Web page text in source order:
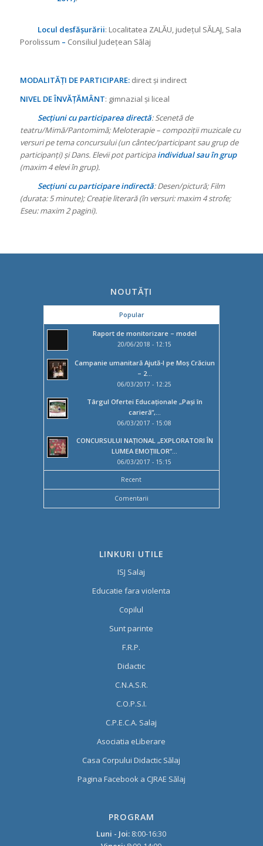
Locul desfășurării: Localitatea ZALĂU, județul SĂLAJ, Sala
Porolissum – Consiliul Judeţean Sălaj
MODALITĂȚI DE PARTICIPARE:direct și indirect
NIVEL DE ÎNVĂȚĂMÂNT: gimnazial și liceal
Secțiuni cu participarea directă: Scenetă de
teatru/Mimă/Pantomimă; Meloterapie – compoziţii muzicale cu
versuri pe tema concursului (un cântec/participant sau grup de
participanţi) și Dans. Elevii pot participaindividual sau în grup
(maxim 4 elevi în grup).
Secțiuni cu participare indirectă: Desen/pictură; Film
(durata: 5 minute); Creație literară (în versuri: maxim 4 strofe;
Eseu: maxim 2 pagini).
NOUTĂȚI
Popular
Raport de monitorizare – model
20/06/2018 - 12:15
Campanie umanitară Ajută-l pe Moș Crăciun
– 2...
06/03/2017 - 12:25
Târgul Ofertei Educaţionale „Paşi în
carieră”,...
06/03/2017 - 15:08
CONCURSULUI NAȚIONAL „EXPLORATORI ÎN
LUMEA EMOȚIILOR”...
06/03/2017 - 15:15
Recent
Comentarii
LINKURI UTILE
ISJ Salaj
Educatie fara violenta
Copilul
Sunt parinte
F.R.P.
Didactic
C.N.A.S.R.
C.O.P.S.I.
C.P.E.C.A. Salaj
Asociatia eLiberare
Casa Corpului Didactic Sălaj
Pagina Facebook a CJRAE Sălaj
PROGRAM
Luni - Joi: 8:00-16:30